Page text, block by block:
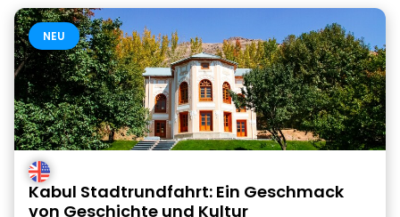
NEU
Kabul Stadtrundfahrt: Ein Geschmack
von Geschichte und Kultur